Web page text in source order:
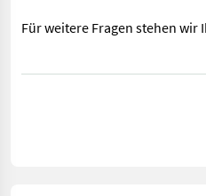
Für weitere Fragen stehen wir
Klassifizierung: